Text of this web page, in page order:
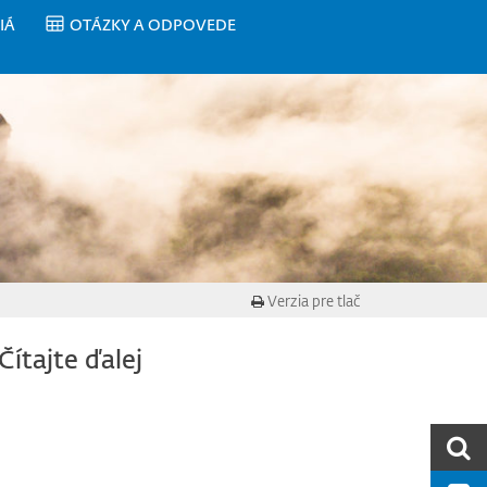
OTÁZKY A ODPOVEDE
Verzia pre tlač
ďalej